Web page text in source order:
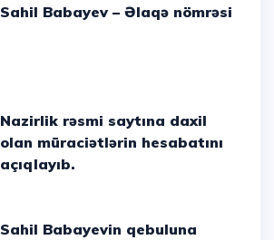
Sahil Babayev – Əlaqə nömrəsi
Nazirlik rəsmi saytına daxil
olan müraciətlərin hesabatını
açıqlayıb.
Sahil Babayevin qebuluna